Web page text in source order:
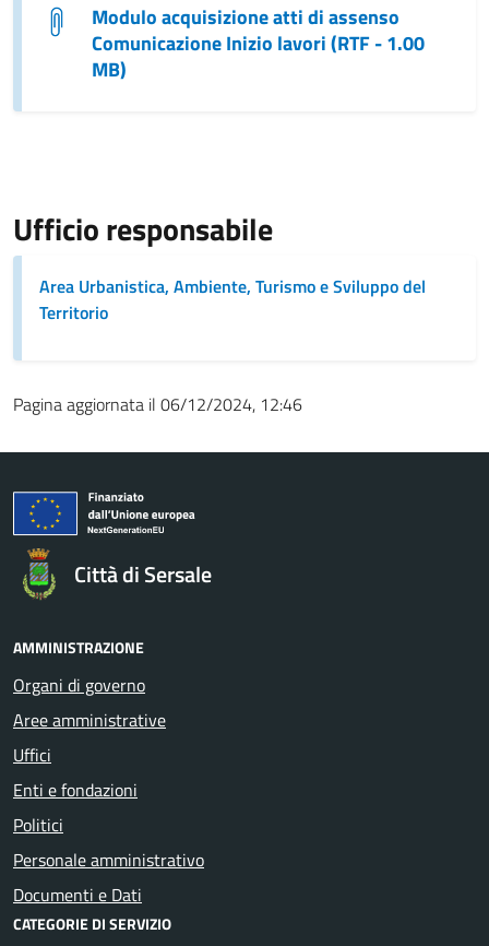
Modulo acquisizione atti di assenso
Comunicazione Inizio lavori (RTF - 1.00
MB)
Ufficio responsabile
Area Urbanistica, Ambiente, Turismo e Sviluppo del
Territorio
Pagina aggiornata il 06/12/2024, 12:46
Città di Sersale
AMMINISTRAZIONE
Organi di governo
Aree amministrative
Uffici
Enti e fondazioni
Politici
Personale amministrativo
Documenti e Dati
CATEGORIE DI SERVIZIO